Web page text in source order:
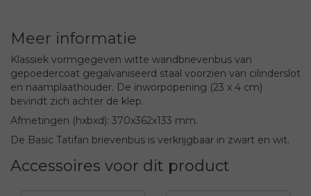
Meer informatie
Klassiek vormgegeven witte wandbrievenbus van
gepoedercoat gegalvaniseerd staal voorzien van cilinderslot
en naamplaathouder. De inworpopening (23 x 4 cm)
bevindt zich achter de klep.
Afmetingen (hxbxd): 370x362x133 mm.
De Basic Tatifan brievenbus is verkrijgbaar in zwart en wit.
Accessoires voor dit product